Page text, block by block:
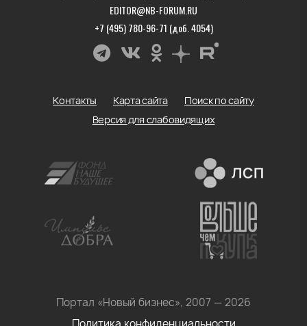
EDITOR@NB-FORUM.RU
+7 (495) 780-96-71 (доб. 4054)
Портал «Новый бизнес», 2007 — 2026
Контакты Карта сайта
Поиск по сайту
Версия для слабовидящих